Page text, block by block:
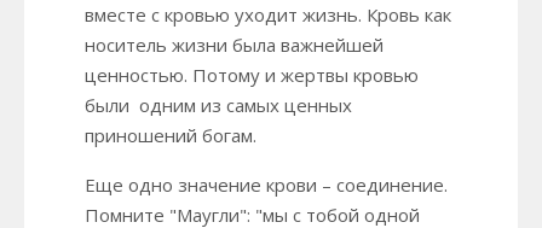
вместе с кровью уходит жизнь. Кровь как
носитель жизни была важнейшей
ценностью. Потому и жертвы кровью
были одним из самых ценных
приношений богам.
Еще одно значение крови – соединение.
Помните "Маугли": "мы с тобой одной